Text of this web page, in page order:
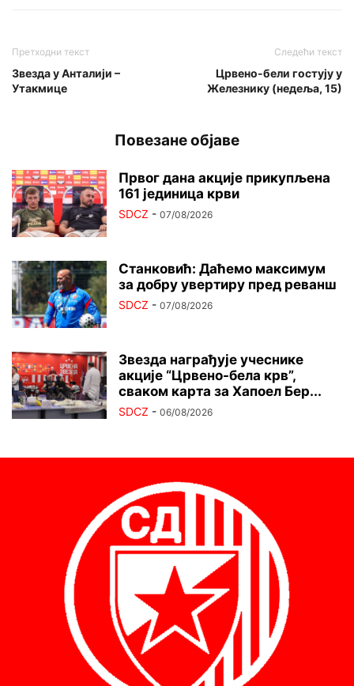
Претходни текст
Звезда у Анталији –
Утакмице
Следећи текст
Црвено-бели гостују у
Железнику (недеља, 15)
Повезане објаве
Првог дана акције прикупљена
161 јединица крви
SDCZ - 07/08/2026
Станковић: Даћемо максимум
за добру увертиру пред реванш
SDCZ - 07/08/2026
Звезда награђује учеснике
акције “Црвено-бела крв”,
сваком карта за Хапоел Бер...
SDCZ - 06/08/2026